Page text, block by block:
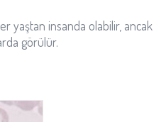
yaştan insanda olabilir, ancak
görülür.